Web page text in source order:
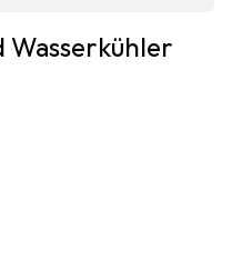
Wasserkühler